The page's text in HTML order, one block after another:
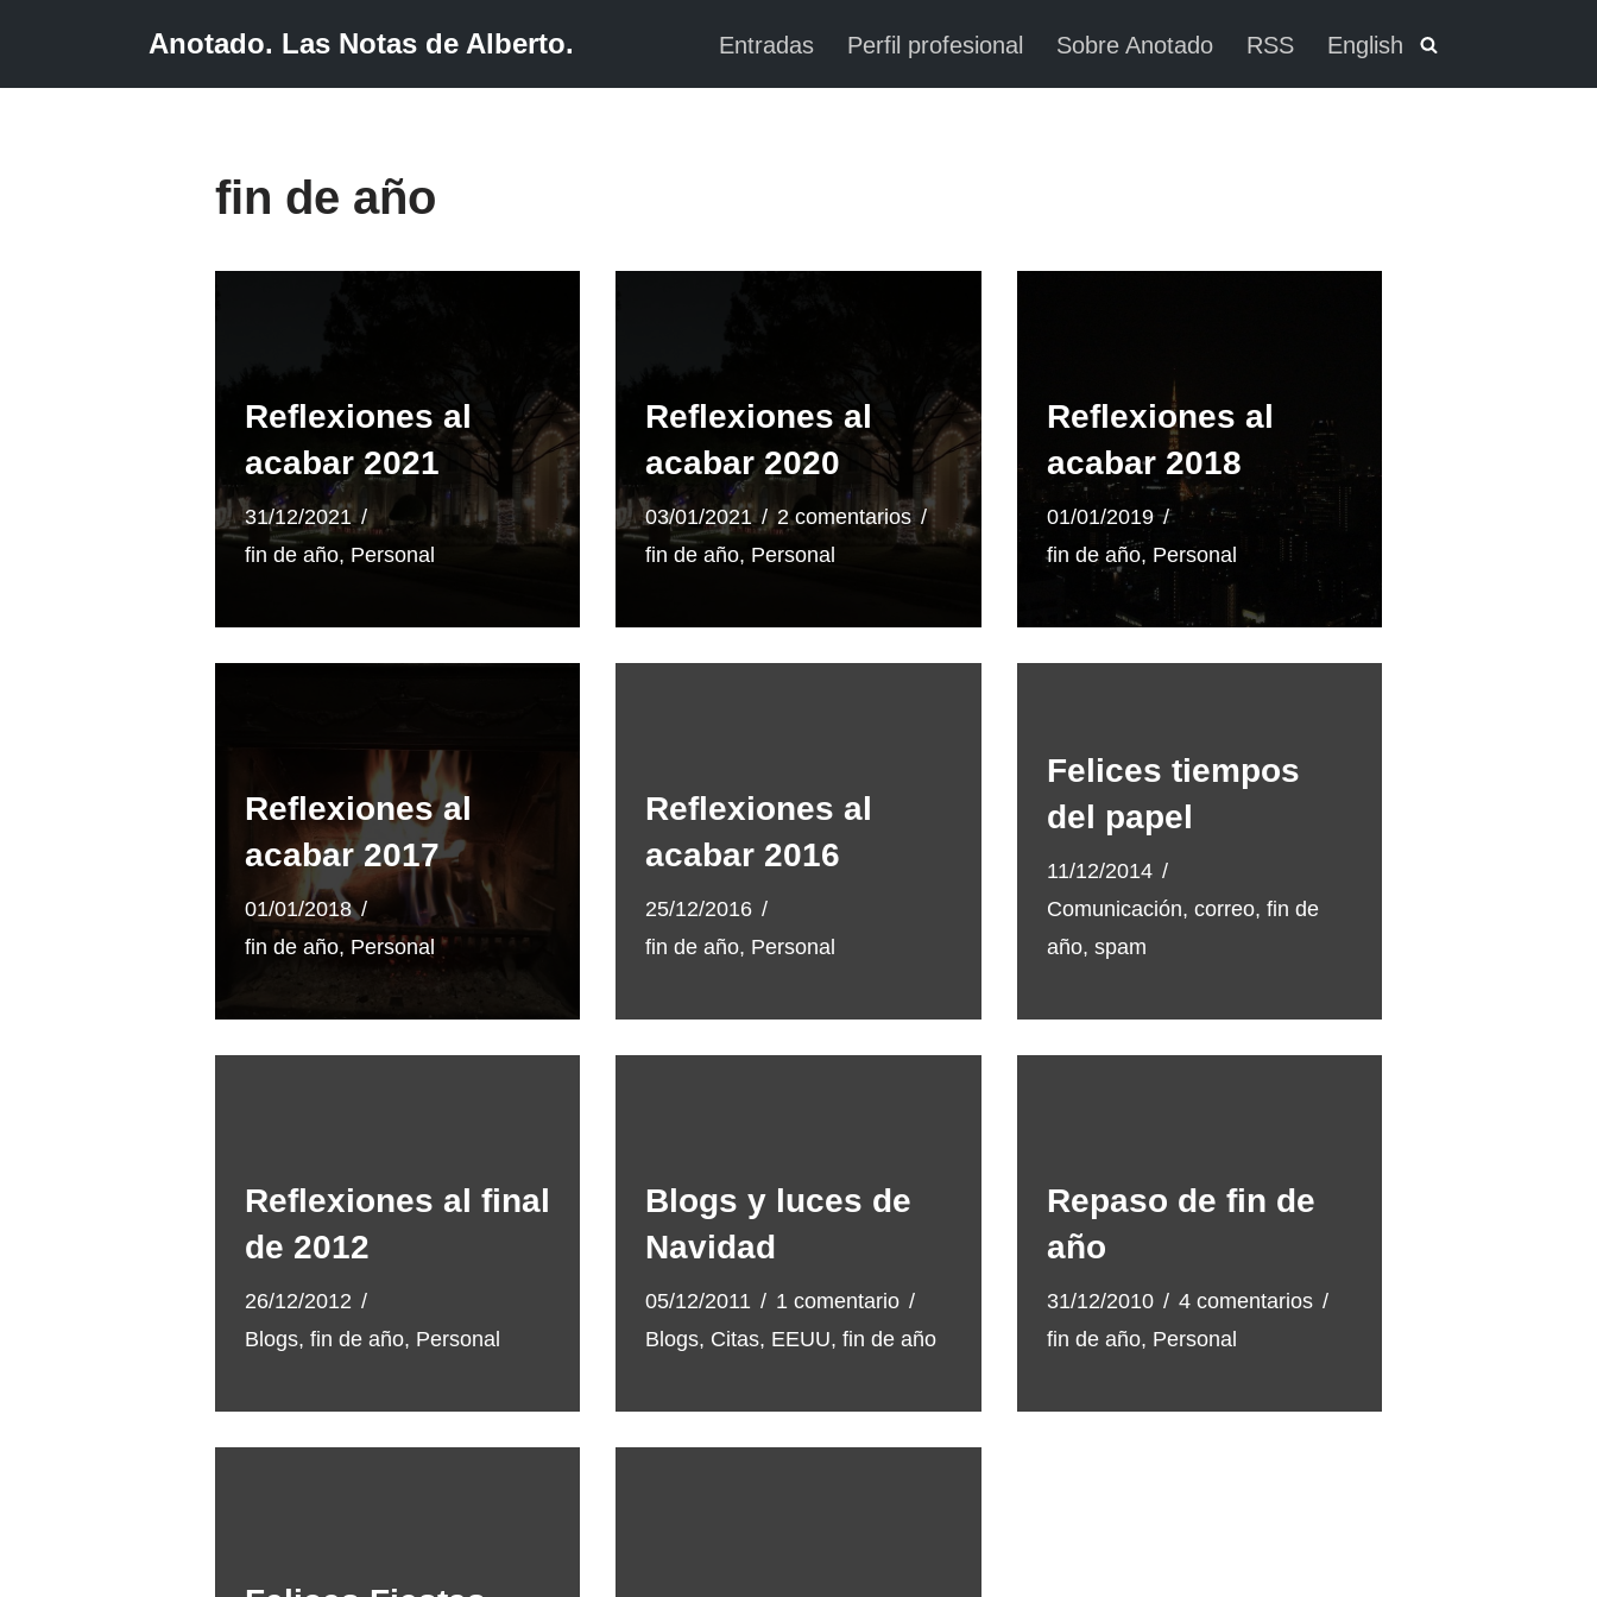
Anotado. Las Notas de Alberto. Entradas Perfil profesional Sobre Anotado RSS English
fin de año
Reflexiones al
acabar 2021
31/12/2021
fin de año, Personal
Reflexiones al
acabar 2020
03/01/2021
2 comentarios
fin de año, Personal
Reflexiones al
acabar 2018
01/01/2019
fin de año, Personal
Reflexiones al
acabar 2017
01/01/2018
fin de año, Personal
Reflexiones al
acabar 2016
25/12/2016
fin de año, Personal
Felices tiempos
del papel
11/12/2014
Comunicación, correo, fin de
año, spam
Reflexiones al final
de 2012
26/12/2012
Blogs, fin de año, Personal
Blogs y luces de
Navidad
05/12/2011
1 comentario
Blogs, Citas, EEUU,fin de año
Repaso de fin de
año
31/12/2010
4 comentarios
fin de año, Personal